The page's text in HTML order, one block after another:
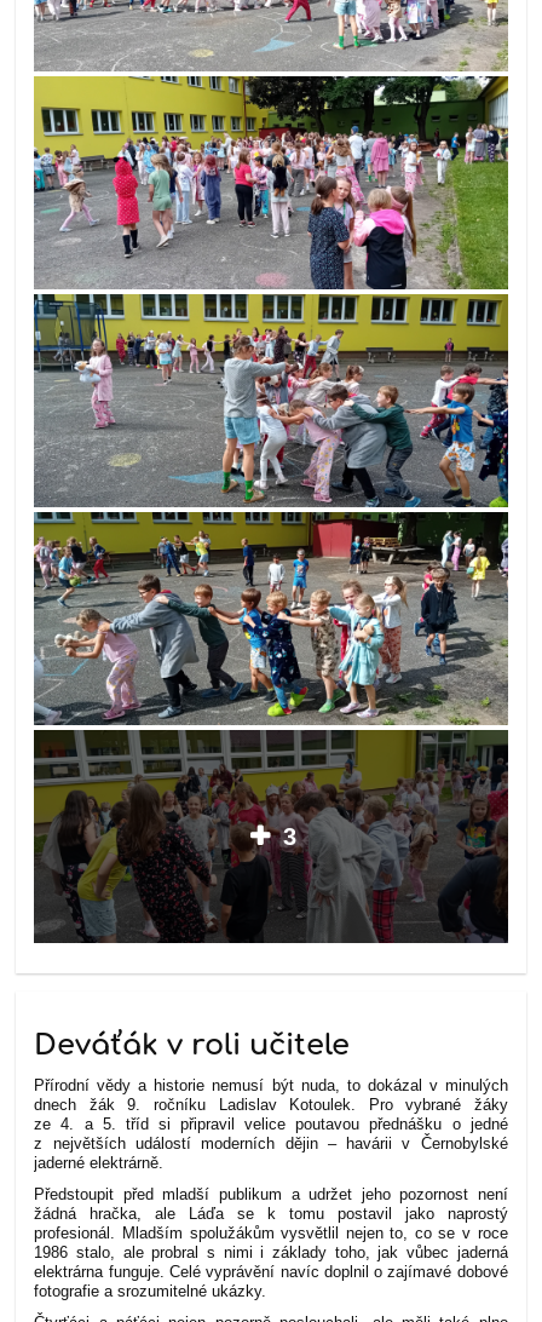
3
Deváťák v roli učitele
Přírodní vědy a historie nemusí být nuda, to dokázal v minulých
dnech žák 9. ročníku Ladislav Kotoulek. Pro vybrané žáky
ze 4. a 5. tříd si připravil velice poutavou přednášku o jedné
z největších událostí moderních dějin – havárii v Černobylské
jaderné elektrárně.
Předstoupit před mladší publikum a udržet jeho pozornost není
žádná hračka, ale Láďa se k tomu postavil jako naprostý
profesionál. Mladším spolužákům vysvětlil nejen to, co se v roce
1986 stalo, ale probral s nimi i základy toho, jak vůbec jaderná
elektrárna funguje. Celé vyprávění navíc doplnil o zajímavé dobové
fotografie a srozumitelné ukázky.